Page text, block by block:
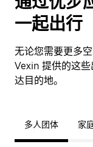
一起出行
无论您需要更多
Vexin 提供的这
达目的地。
多人团体 家